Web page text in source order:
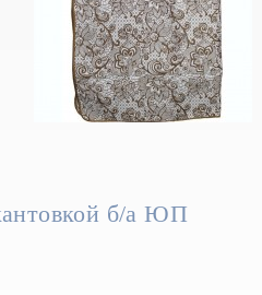
б/а ЮП